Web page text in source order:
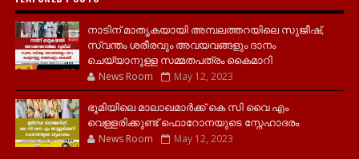
നാടിന് മാതൃകയായി അമ്പലത്തറയിലെ സുജീഷ്,
സ്വന്തം ശരീരവും അവയവങ്ങളും ദാനം
ചെയ്യാനുള്ള സമ്മതപത്രം കൈമാറി
News Room May 12, 2023
ഭൂമിയിലെ മാലാഖമാർക്ക് കെ സി വൈ എം
വെള്ളരിക്കുണ്ട് ഫൊറോനയുടെ സ്നേഹാദരം
News Room May 12, 2023